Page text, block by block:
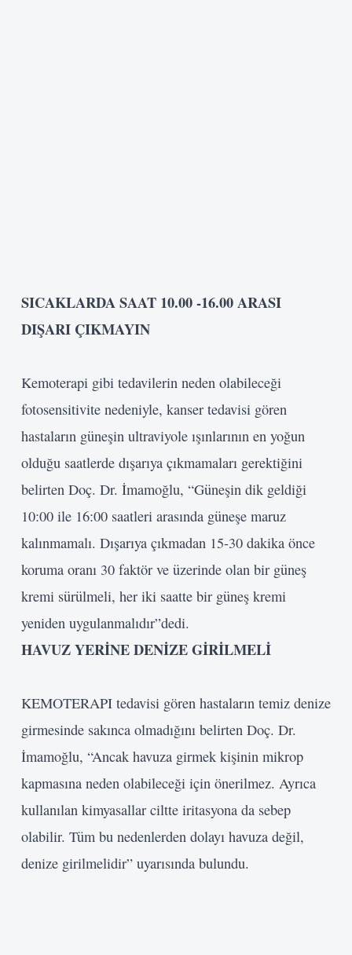
SICAKLARDA SAAT 10.00 -16.00 ARASI
DIŞARI ÇIKMAYIN
Kemoterapi gibi tedavilerin neden olabileceği
fotosensitivite nedeniyle, kanser tedavisi gören
hastaların güneşin ultraviyole ışınlarının en yoğun
olduğu saatlerde dışarıya çıkmamaları gerektiğini
belirten Doç. Dr. İmamoğlu, “Güneşin dik geldiği
10:00 ile 16:00 saatleri arasında güneşe maruz
kalınmamalı. Dışarıya çıkmadan 15-30 dakika önce
koruma oranı 30 faktör ve üzerinde olan bir güneş
kremi sürülmeli, her iki saatte bir güneş kremi
yeniden uygulanmalıdır”dedi.
HAVUZ YERİNE DENİZE GİRİLMELİ
KEMOTERAPI tedavisi gören hastaların temiz denize
girmesinde sakınca olmadığını belirten Doç. Dr.
İmamoğlu, “Ancak havuza girmek kişinin mikrop
kapmasına neden olabileceği için önerilmez. Ayrıca
kullanılan kimyasallar ciltte iritasyona da sebep
olabilir. Tüm bu nedenlerden dolayı havuza değil,
denize girilmelidir” uyarısında bulundu.